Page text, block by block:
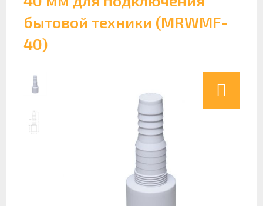
бытовой техники (MRWMF-
40)